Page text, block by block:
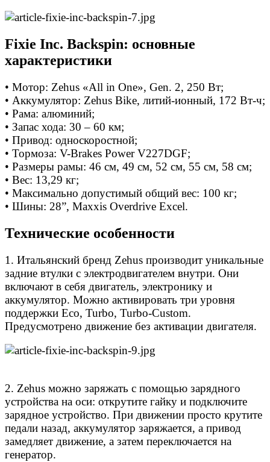
Fixie Inc. Backspin: основные
характеристики
• Мотор: Zehus «All in One», Gen. 2, 250 Вт;
• Аккумулятор: Zehus Bike, литий-ионный, 172 Вт-ч;
• Рама: алюминий;
• Запас хода: 30 – 60 км;
• Привод: односкоростной;
• Тормоза: V-Brakes Power V227DGF;
• Размеры рамы: 46 см, 49 см, 52 см, 55 см, 58 см;
• Вес: 13,29 кг;
• Максимально допустимый общий вес: 100 кг;
• Шины: 28”, Maxxis Overdrive Excel.
Технические особенности
1. Итальянский бренд Zehus производит уникальные
задние втулки с электродвигателем внутри. Они
включают в себя двигатель, электронику и
аккумулятор. Можно активировать три уровня
поддержки Eco, Turbo, Turbo-Custom.
Предусмотрено движение без активации двигателя.
2. Zehus можно заряжать с помощью зарядного
устройства на оси: открутите гайку и подключите
зарядное устройство. При движении просто крутите
педали назад, аккумулятор заряжается, а привод
замедляет движение, а затем переключается на
генератор.